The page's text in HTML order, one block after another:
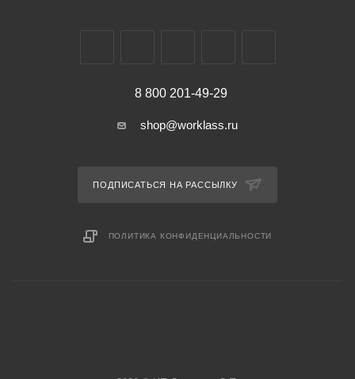
8 800 201-49-29
shop@worklass.ru
ПОДПИСАТЬСЯ НА РАССЫЛКУ
ПОЛИТИКА КОНФИДЕНЦИАЛЬНОСТИ